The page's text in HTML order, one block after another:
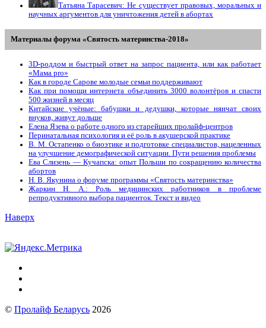
Татьяна Тарасевич: Не существует правовых, моральных и
научных аргументов для уничтожения детей в абортах
Материалы форума «Святость материнства-2018»
3D-роддом и быстрый ответ на запрос пациента, или как работает
«Мама prо»
Как в городе Сарове молодые семьи поддерживают
Как при помощи интернета объединить 3000 волонтёров и спасти
500 жизней в месяц
Китайские учёные: бабушки и дедушки, которые нянчат своих
внуков, живут дольше
Елена Язева о работе одного из старейших пролайф-центров
Перинатальная психология и её роль в акушерской практике
В. М. Остапенко о биоэтике и подготовке специалистов, нацеленных
на улучшение демографической ситуации. Пути решения проблемы
Ева Слизень — Кучапска: опыт Польши по сокращению количества
абортов
Н. В. Якунина о форуме программы «Святость материнства»
Жаркин Н. А.: Роль медицинских работников в проблеме
репродуктивного выбора пациенток. Tекст и видео
Наверх
© Пролайф Беларусь 2026